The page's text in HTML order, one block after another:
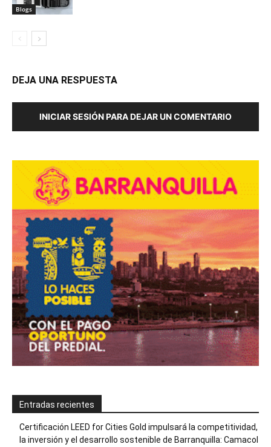
Blogs
DEJA UNA RESPUESTA
INICIAR SESIÓN PARA DEJAR UN COMENTARIO
Entradas recientes
Certificación LEED for Cities Gold impulsará la competitividad,
la inversión y el desarrollo sostenible de Barranquilla: Camacol